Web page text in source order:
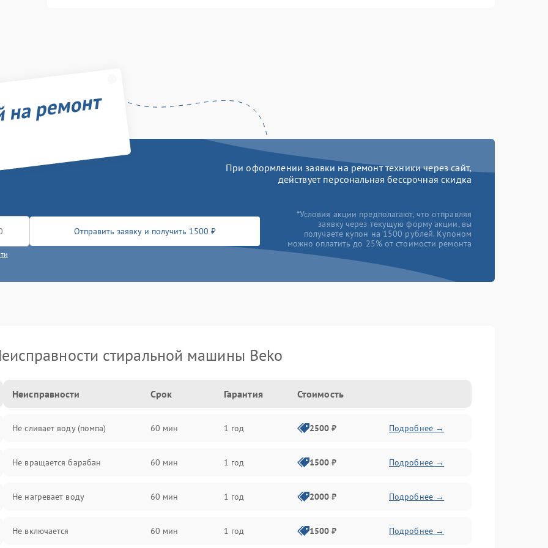
ремонт
При оформлении заявки на ремонт техники через сайт,
действует персональная бессрочная скидка
Отправить заявку и получить 1500 ₽
*Условия акции предполагают, что отправляя
заявку через текущую форму акции, вы
получаете купон на 1500 рублей. Купоном
можно оплатить до 25% от стоимости ремонта
стиральной машины Beko
Неисправности Срок Гарантия Стоимость
Не сливает воду (помпа) 60 мин 1 год 2500 ₽ Подробнее →
Не вращается барабан 60 мин 1 год 1500 ₽ Подробнее →
Не нагревает воду 60 мин 1 год 2000 ₽ Подробнее →
Не включается 60 мин 1 год 1500 ₽ Подробнее →